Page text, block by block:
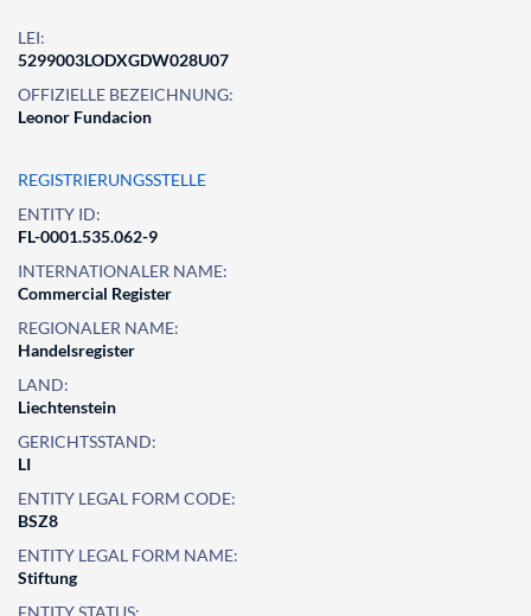
LEI:
5299003LODXGDW028U07
OFFIZIELLE BEZEICHNUNG:
Leonor Fundacion
REGISTRIERUNGSSTELLE
ENTITY ID:
FL-0001.535.062-9
INTERNATIONALER NAME:
Commercial Register
REGIONALER NAME:
Handelsregister
LAND:
Liechtenstein
GERICHTSSTAND:
LI
ENTITY LEGAL FORM CODE:
BSZ8
ENTITY LEGAL FORM NAME:
Stiftung
ENTITY STATUS: